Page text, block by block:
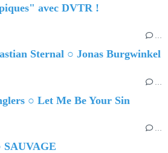
avec DVTR !
…
Sternal ○ Jonas Burgwinkel
○ Let Me Be Your Sin
…